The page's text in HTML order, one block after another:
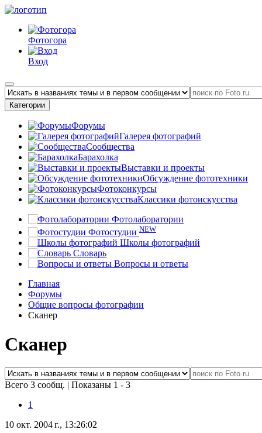
Фотогора
Вход
Категории
Форумы
Галерея фотографий
Сообщества
Барахолка
Выставки и проекты
Обсуждение фототехники
Фотоконкурсы
Классики фотоискусства
Фотолаборатории
Фотостудии NEW
Школы фотографий
Словарь
Вопросы и ответы
Главная
Форумы
Общие вопросы фотографии
Сканер
Сканер
Всего 3 сообщ. | Показаны 1 - 3
1
10 окт. 2004 г., 13:26:02